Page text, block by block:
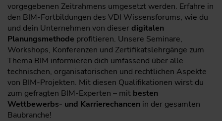
vorgegebenen Zeitrahmens umgesetzt werden. Erfahre in
den BIM-Fortbildungen des VDI Wissensforums, wie du
und dein Unternehmen von dieser digitalen
Planungsmethode profitieren. Unsere Seminare,
Workshops, Konferenzen und Zertifikatslehrgänge zum
Thema BIM informieren dich umfassend über alle
technischen, organisatorischen und rechtlichen Aspekte
von BIM-Projekten. Mit diesen Qualifikationen wirst du
zum gefragten BIM-Experten – mit besten
Wettbewerbs- und Karrierechancen in der gesamten
Baubranche!